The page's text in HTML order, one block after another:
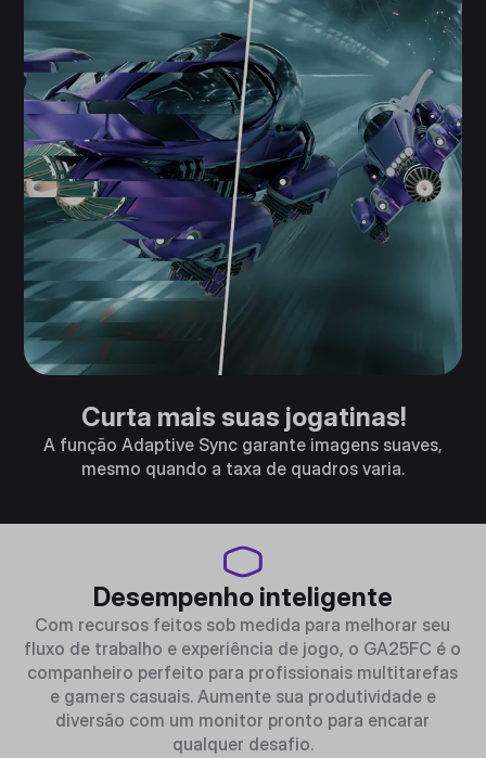
Curta mais suas jogatinas!
A função Adaptive Sync garante imagens suaves,
mesmo quando a taxa de quadros varia.
Desempenho inteligente
Com recursos feitos sob medida para melhorar seu
fluxo de trabalho e experiência de jogo, o GA25FC é o
companheiro perfeito para profissionais multitarefas
e gamers casuais. Aumente sua produtividade e
diversão com um monitor pronto para encarar
qualquer desafio.